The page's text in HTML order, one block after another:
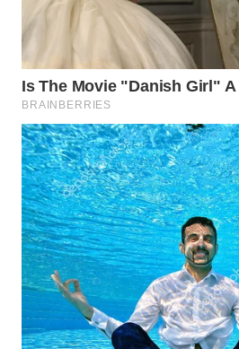
WAHANA
NEWS
WAHANA
TANI
WAHANA
ADVOKAT
WAHANA
INFRASTRUKTUR
WAHANA
KONSUMEN